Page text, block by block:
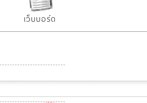
เว็บบอร์ด